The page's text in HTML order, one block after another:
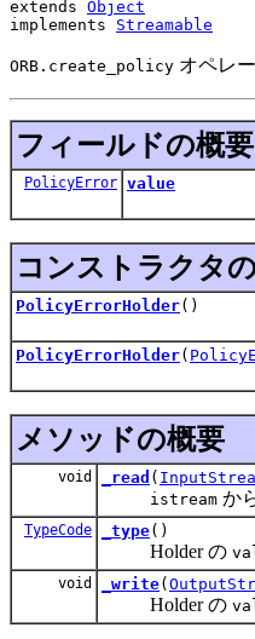
extends Object
implements Streamable
ORB.create_policy オペレ
フィールドの概要
PolicyError value
コンストラクタ
PolicyErrorHolder()
PolicyErrorHolder(
メソッドの概要
void _read (
istream か
TypeCode _type()
Holder の
void _write(
Holder の